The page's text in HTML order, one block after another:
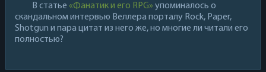
В статье «Фанатик и его RPG» упоминалось о
скандальном интервью Веллера порталу Rock, Paper,
Shotgun и пара цитат из него же, но многие ли читали его
полностью?